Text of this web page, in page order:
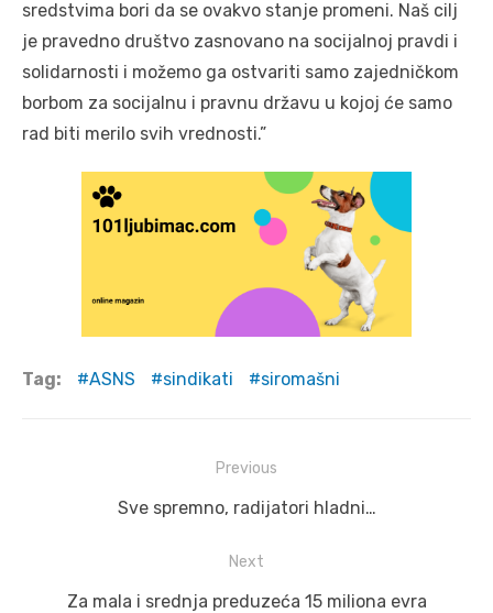
sredstvima bori da se ovakvo stanje promeni. Naš cilj
je pravedno društvo zasnovano na socijalnoj pravdi i
solidarnosti i možemo ga ostvariti samo zajedničkom
borbom za socijalnu i pravnu državu u kojoj će samo
rad biti merilo svih vrednosti.”
Tag: ASNS sindikati siromašni
navigation
Previous
Previous
Sve spremno, radijatori hladni…
Next
Next
Za mala i srednja preduzeća 15 miliona evra